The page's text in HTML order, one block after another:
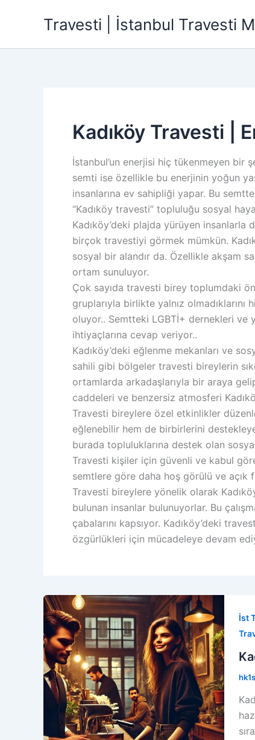
Travesti | İstanbul Travesti
Kadıköy Travesti |
İstanbul’un enerjisi hiç tükenmeyen bir
semti ise özellikle bu enerjinin yoğun
insanlarına ev sahipliği yapar. Bu
“Kadıköy travesti” topluluğu sosyal
Kadıköy’deki plajda yürüyen
birçok travestiyi görmek mümkün.
sosyal bir alandır da. Özellikle akşam
ortam sunuluyor.
Çok sayıda travesti birey toplumdaki
gruplarıyla birlikte yalnız
oluyor.. Semtteki LGBTİ+ dernekleri ve
ihtiyaçlarına cevap veriyor..
Kadıköy’deki eğlenme mekanları ve
sahili gibi bölgeler travesti bireylerin
ortamlarda arkadaşlarıyla bir araya
caddeleri ve benzersiz atmosferi
Travesti bireylere özel etkinlikler
eğlenebilir hem de birbirlerini
burada topluluklarına destek olan
Travesti kişiler için güvenli ve kabul
semtlere göre daha hoş görülü ve açık
Travesti bireylere yönelik olarak
bulunan insanlar bulunuyorlar. Bu
çabalarını kapsıyor. Kadıköy’deki
özgürlükleri için mücadeleye devam
İst